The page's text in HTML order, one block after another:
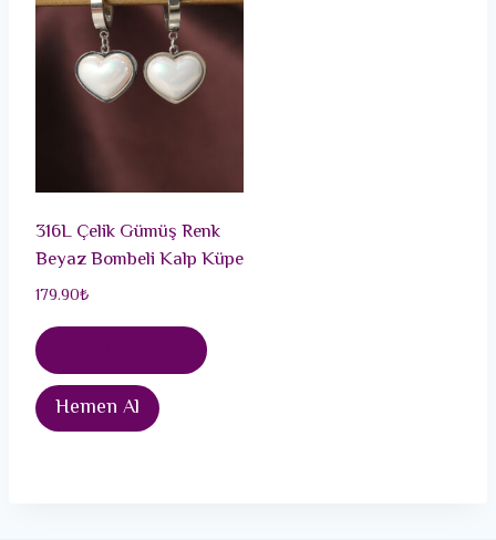
316L Çelik Gümüş Renk
Beyaz Bombeli Kalp Küpe
179.90₺
Hemen Al